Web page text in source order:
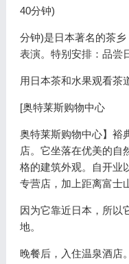
40分钟)
分钟)是日本著名的茶
表演。特别安排：品尝
用日本茶和水果观看茶
[奥特莱斯购物中心
奥特莱斯购物中心】裕
店。它坐落在优美的自
格的建筑外观。自开业
专营店，加上距离富士
因为它靠近日本，所以
地。
晚餐后，入住温泉酒店。